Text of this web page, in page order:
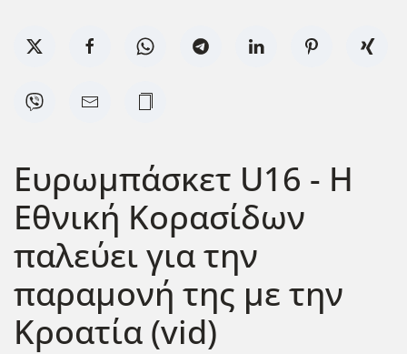
Ευρωμπάσκετ U16 - Η
Εθνική Κορασίδων
παλεύει για την
παραμονή της με την
Κροατία (vid)